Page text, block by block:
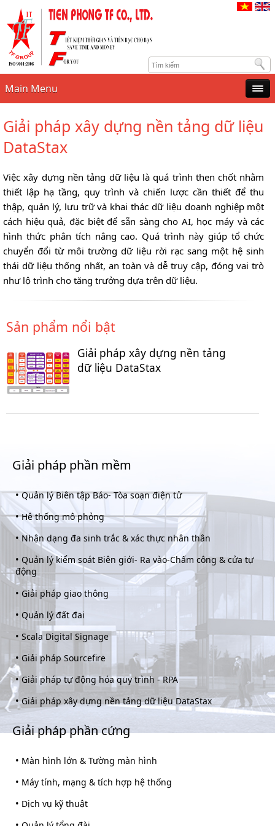
Main Menu
Giải pháp xây dựng nền tảng dữ liệu
DataStax
Việc xây dựng nền tảng dữ liệu là quá trình then chốt nhằm
thiết lập hạ tầng, quy trình và chiến lược cần thiết để thu
thập, quản lý, lưu trữ và khai thác dữ liệu doanh nghiệp một
cách hiệu quả, đặc biệt để sẵn sàng cho AI, học máy và các
hình thức phân tích nâng cao. Quá trình này giúp tổ chức
chuyển đổi từ môi trường dữ liệu rời rạc sang một hệ sinh
thái dữ liệu thống nhất, an toàn và dễ truy cập, đóng vai trò
như lộ trình cho tăng trưởng dựa trên dữ liệu.
Sản phẩm nổi bật
Giải pháp xây dựng nền tảng
dữ liệu DataStax
Giải pháp phần mềm
•Quản lý Biên tập Báo- Tòa soạn điện tử
•Hê thống mô phỏng
•Nhận dạng đa sinh trắc & xác thực nhân thân
• Quản lý kiểm soát Biên giới- Ra vào-Chấm công & cửa tự
động
• Giải pháp giao thông
•Quản lý đất đai
•Scala Digital Signage
• Giải pháp Sourcefire
•Giải pháp tự động hóa quy trình - RPA
•Giải pháp xây dựng nền tảng dữ liệu DataStax
Giải pháp phần cứng
• Màn hình lớn & Tường màn hình
• Máy tính, mạng & tích hợp hệ thống
• Dịch vụ kỹ thuật